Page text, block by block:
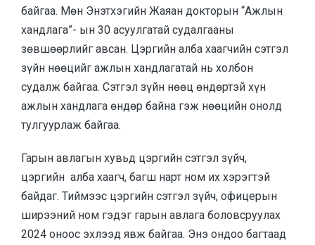
байгаа. Мөн Энэтхэгийн Жаяан докторын “Ажлын
хандлага”- ын 30 асуулгатай судалгааны
зөвшөөрлийг авсан. Цэргийн алба хаагчийн сэтгэл
зүйн нөөцийг ажлын хандлагатай нь холбон
судалж байгаа. Сэтгэл зүйн нөөц өндөртэй хүн
ажлын хандлага өндөр байна гэж нөөцийн онолд
тулгуурлаж байгаа.
Гарын авлагын хувьд цэргийн сэтгэл зүйч,
цэргийн алба хаагч, багш нарт ном их хэрэгтэй
байдаг. Тиймээс цэргийн сэтгэл зүйч, офицерын
ширээний ном гэдэг гарын авлага боловсруулах
2024 оноос эхлээд явж байгаа. Энэ ондоо багтаад